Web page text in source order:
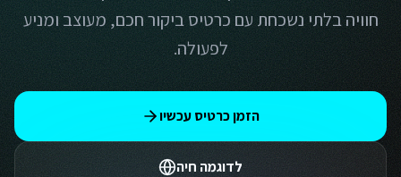
חוויה בלתי נשכחת עם כרטיס ביקור חכם, מעוצב ומניע
לפעולה.
הזמן כרטיס עכשיו
לדוגמה חיה